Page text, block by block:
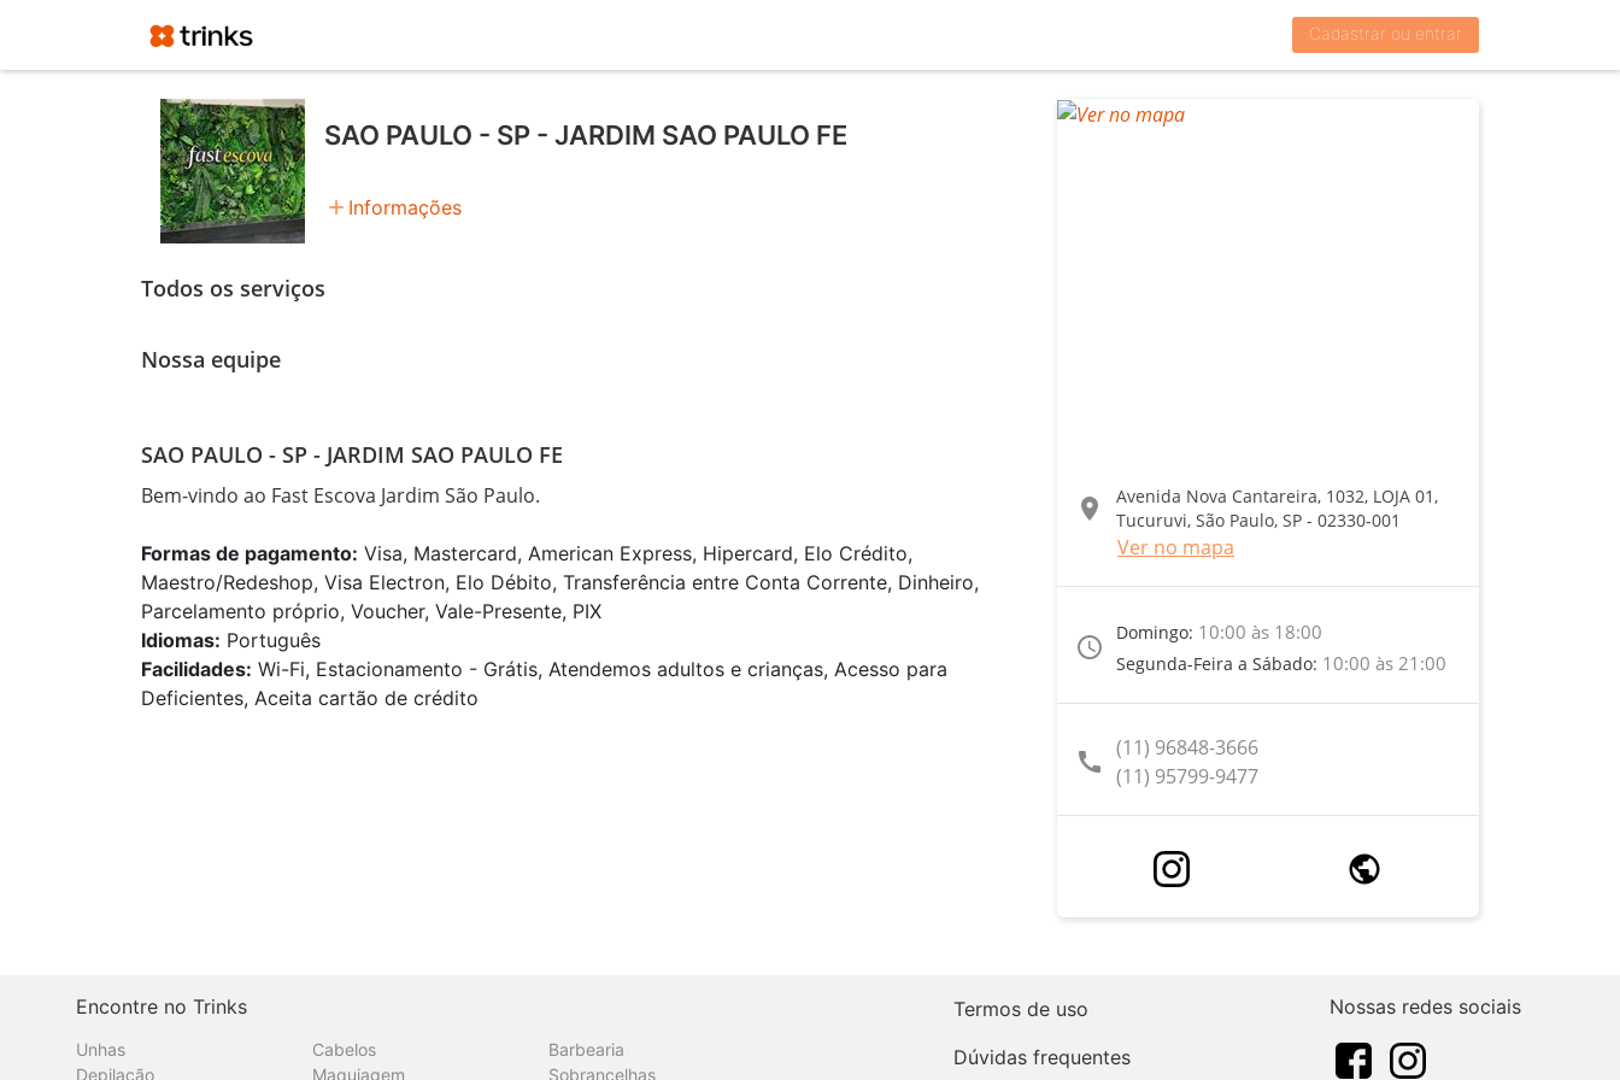
Cadastrar ou entrar
SAO PAULO - SP - JARDIM SAO PAULO FE
add Informações
Todos os serviços
Nossa equipe
SAO PAULO - SP - JARDIM SAO PAULO FE
Bem-vindo ao Fast Escova Jardim São Paulo.
Formas de pagamento: Visa, Mastercard, American Express, Hipercard, Elo Crédito,
Maestro/Redeshop, Visa Electron, Elo Débito, Transferência entre Conta Corrente, Dinheiro,
Parcelamento próprio, Voucher, Vale-Presente, PIX
Idiomas: Português
Facilidades: Wi-Fi, Estacionamento - Grátis, Atendemos adultos e crianças, Acesso para
Deficientes, Aceita cartão de crédito
location_on
Avenida Nova Cantareira, 1032, LOJA 01,
Tucuruvi, São Paulo, SP - 02330-001
Ver no mapa
access_time
Domingo: 10:00 às 18:00
Segunda-Feira a Sábado: 10:00 às 21:00
call (11) 96848-3666
(11) 95799-9477
Encontre no Trinks
Unhas Cabelos
Barbearia
Depilação
Maquiagem Sobrancelhas
Termos de uso
Dúvidas frequentes
Nossas redes sociais